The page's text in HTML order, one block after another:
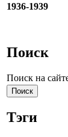
1936-1939
Поиск
Поиск на
Тэги